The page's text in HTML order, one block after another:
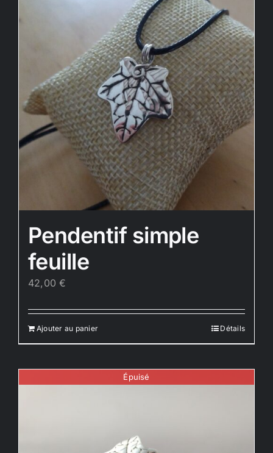
Pendentif simple
feuille
42,00€
Ajouter au panier Détails
Épuisé